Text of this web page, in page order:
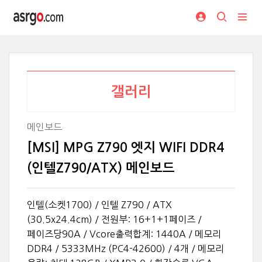
갤러리
메인보드
[MSI] MPG Z790 엣지 WIFI DDR4
(인텔Z790/ATX) 메인보드
인텔(소켓1700) / 인텔 Z790 / ATX
(30.5x24.4cm) / 전원부: 16+1+1페이즈 /
페이즈당90A / Vcore출력합계: 1440A / 메모리
DDR4 / 5333MHz (PC4-42600) / 4개 / 메모리